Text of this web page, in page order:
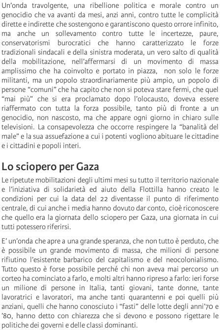
Un’onda travolgente, una ribellione politica e morale contro un
genocidio che va avanti da mesi, anzi anni, contro tutte le complicità
dirette e indirette che sostengono e garantiscono questo orrore infinito,
ma anche un sollevamento contro tutte le incertezze, paure,
conservatorismi burocratici che hanno caratterizzato le forze
tradizionali sindacali e della sinistra moderata, un vero salto di qualità
della mobilitazione, nell’affermarsi di un movimento di massa
amplissimo che ha coinvolto e portato in piazza, non solo le forze
militanti, ma un popolo straordinariamente più ampio, un popolo di
persone “comuni” che ha capito che non si poteva stare fermi, che quel
“mai più” che si era proclamato dopo l’olocausto, doveva essere
riaffermato con tutta la forza possibile, tanto più di fronte a un
genocidio, non nascosto, ma che appare ogni giorno in chiaro sulle
televisioni. La consapevolezza che occorre respingere la “banalità del
male” e la sua assuefazione a cui i potenti vogliono abituare le cittadine
e i cittadini e popoli interi.
Lo sciopero per Gaza
Le ripetute mobilitazioni degli ultimi mesi su tutto il territorio nazionale
e l’iniziativa di solidarietà ed aiuto della Flottilla hanno creato le
condizioni per cui la data del 22 diventasse il punto di riferimento
centrale, di cui anche i media hanno dovuto dar conto, cioè riconoscere
che quello era la giornata dello sciopero per Gaza, una giornata in cui
tutti potessero riferirsi.
E’ un’onda che apre a una grande speranza, che non tutto è perduto, che
è possibile un grande movimento di massa, che milioni di persone
rifiutino l’esistente barbarico del capitalismo e del neocolonialismo.
Tutto questo è forse possibile perché chi non aveva mai percorso un
corteo ha cominciato a farlo, e molti altri hanno ripreso a farlo: ieri forse
un milione di persone in Italia, tanti giovani, tante donne, tante
lavoratrici e lavoratori, ma anche tanti quarantenni e poi quelli più
anziani, quelli che hanno conosciuto i “fasti” delle lotte degli anni’70 e
’80, hanno detto con chiarezza che si devono e possono rigettare le
politiche dei governi e delle classi dominanti.